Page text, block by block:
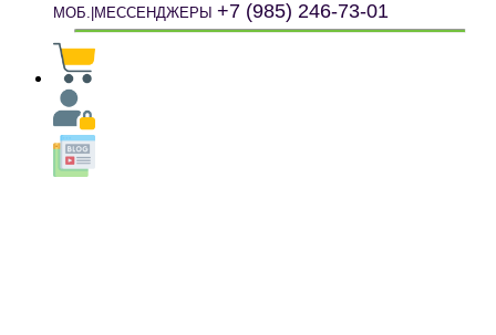
МОБ.|МЕССЕНДЖЕРЫ +7 (985) 246-73-01